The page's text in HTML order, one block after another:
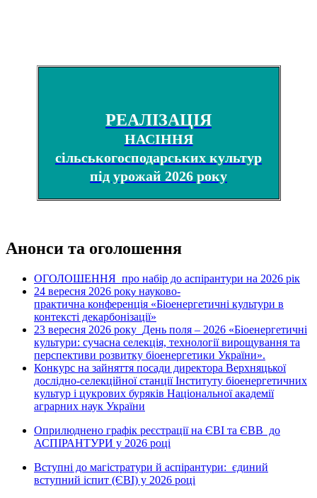
РЕАЛІЗАЦІЯ
НАСІННЯ
сільськогосподарських культур
під урожай 2026 року
Анонси та оголошення
ОГОЛОШЕННЯ про набір до аспірантури на 2026 рік
24 вересня 2026 року науково-
практична конференція «Біоенергетичні культури в
контексті декарбонізації»
23 вересня 2026 року День поля – 2026 «Біоенергетичні
культури: сучасна селекція, технології вирощування та
перспективи розвитку біоенергетики України».
Конкурс на зайняття посади директора Верхняцької
дослідно-селекційної станції Інституту біоенергетичних
культур і цукрових буряків Національної академії
аграрних наук України
Оприлюднено графік реєстрації на ЄВІ та ЄВВ до
АСПІРАНТУРИ у 2026 році
Вступні до магістратури й аспірантури: єдиний
вступний іспит (ЄВІ) у 2026 році